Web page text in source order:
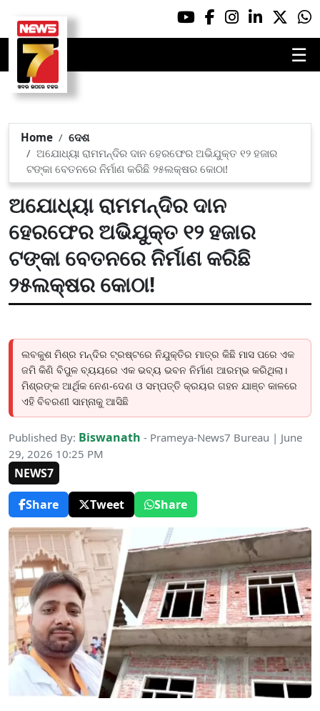
☰
Home
ଦେଶ
ଅଯୋଧ୍ୟା ରାମମନ୍ଦିର ଦାନ ହେରଫେର ଅଭିଯୁକ୍ତ ୧୨ ହଜାର
ଟଙ୍କା ବେତନରେ ନିର୍ମାଣ କରିଛି ୨୫ଲକ୍ଷର କୋଠା!
ଅଯୋଧ୍ୟା ରାମମନ୍ଦିର ଦାନ
ହେରଫେର ଅଭିଯୁକ୍ତ ୧୨ ହଜାର
ଟଙ୍କା ବେତନରେ ନିର୍ମାଣ କରିଛି
୨୫ଲକ୍ଷର କୋଠା!
ଲବକୁଶ ମିଶ୍ର ମନ୍ଦିର ଟ୍ରଷ୍ଟରେ ନିଯୁକ୍ତିର ମାତ୍ର କିଛି ମାସ ପରେ ଏକ
ଜମି କିଣି ବିପୁଳ ବ୍ୟୟରେ ଏକ ଭବ୍ୟ ଭବନ ନିର୍ମାଣ ଆରମ୍ଭ କରିଥିଲା।
ମିଶ୍ରଙ୍କ ଆର୍ଥିକ ନେଣ-ଦେଣ ଓ ସମ୍ପତ୍ତି କ୍ରୟର ଗହନ ଯାଞ୍ଚ କାଳରେ
ଏହି ବିବରଣୀ ସାମ୍ନାକୁ ଆସିଛି
Published By: Biswanath - Prameya-News7 Bureau | June
29, 2026 10:25 PM
NEWS7
Share
Tweet Share